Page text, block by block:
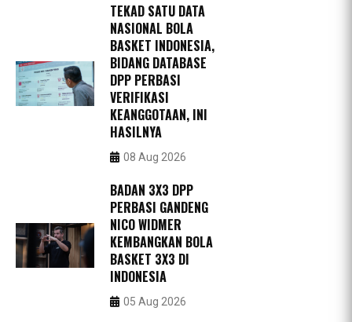
TEKAD SATU DATA
NASIONAL BOLA
BASKET INDONESIA,
BIDANG DATABASE
DPP PERBASI
VERIFIKASI
KEANGGOTAAN, INI
HASILNYA
08 Aug 2026
BADAN 3X3 DPP
PERBASI GANDENG
NICO WIDMER
KEMBANGKAN BOLA
BASKET 3X3 DI
INDONESIA
05 Aug 2026